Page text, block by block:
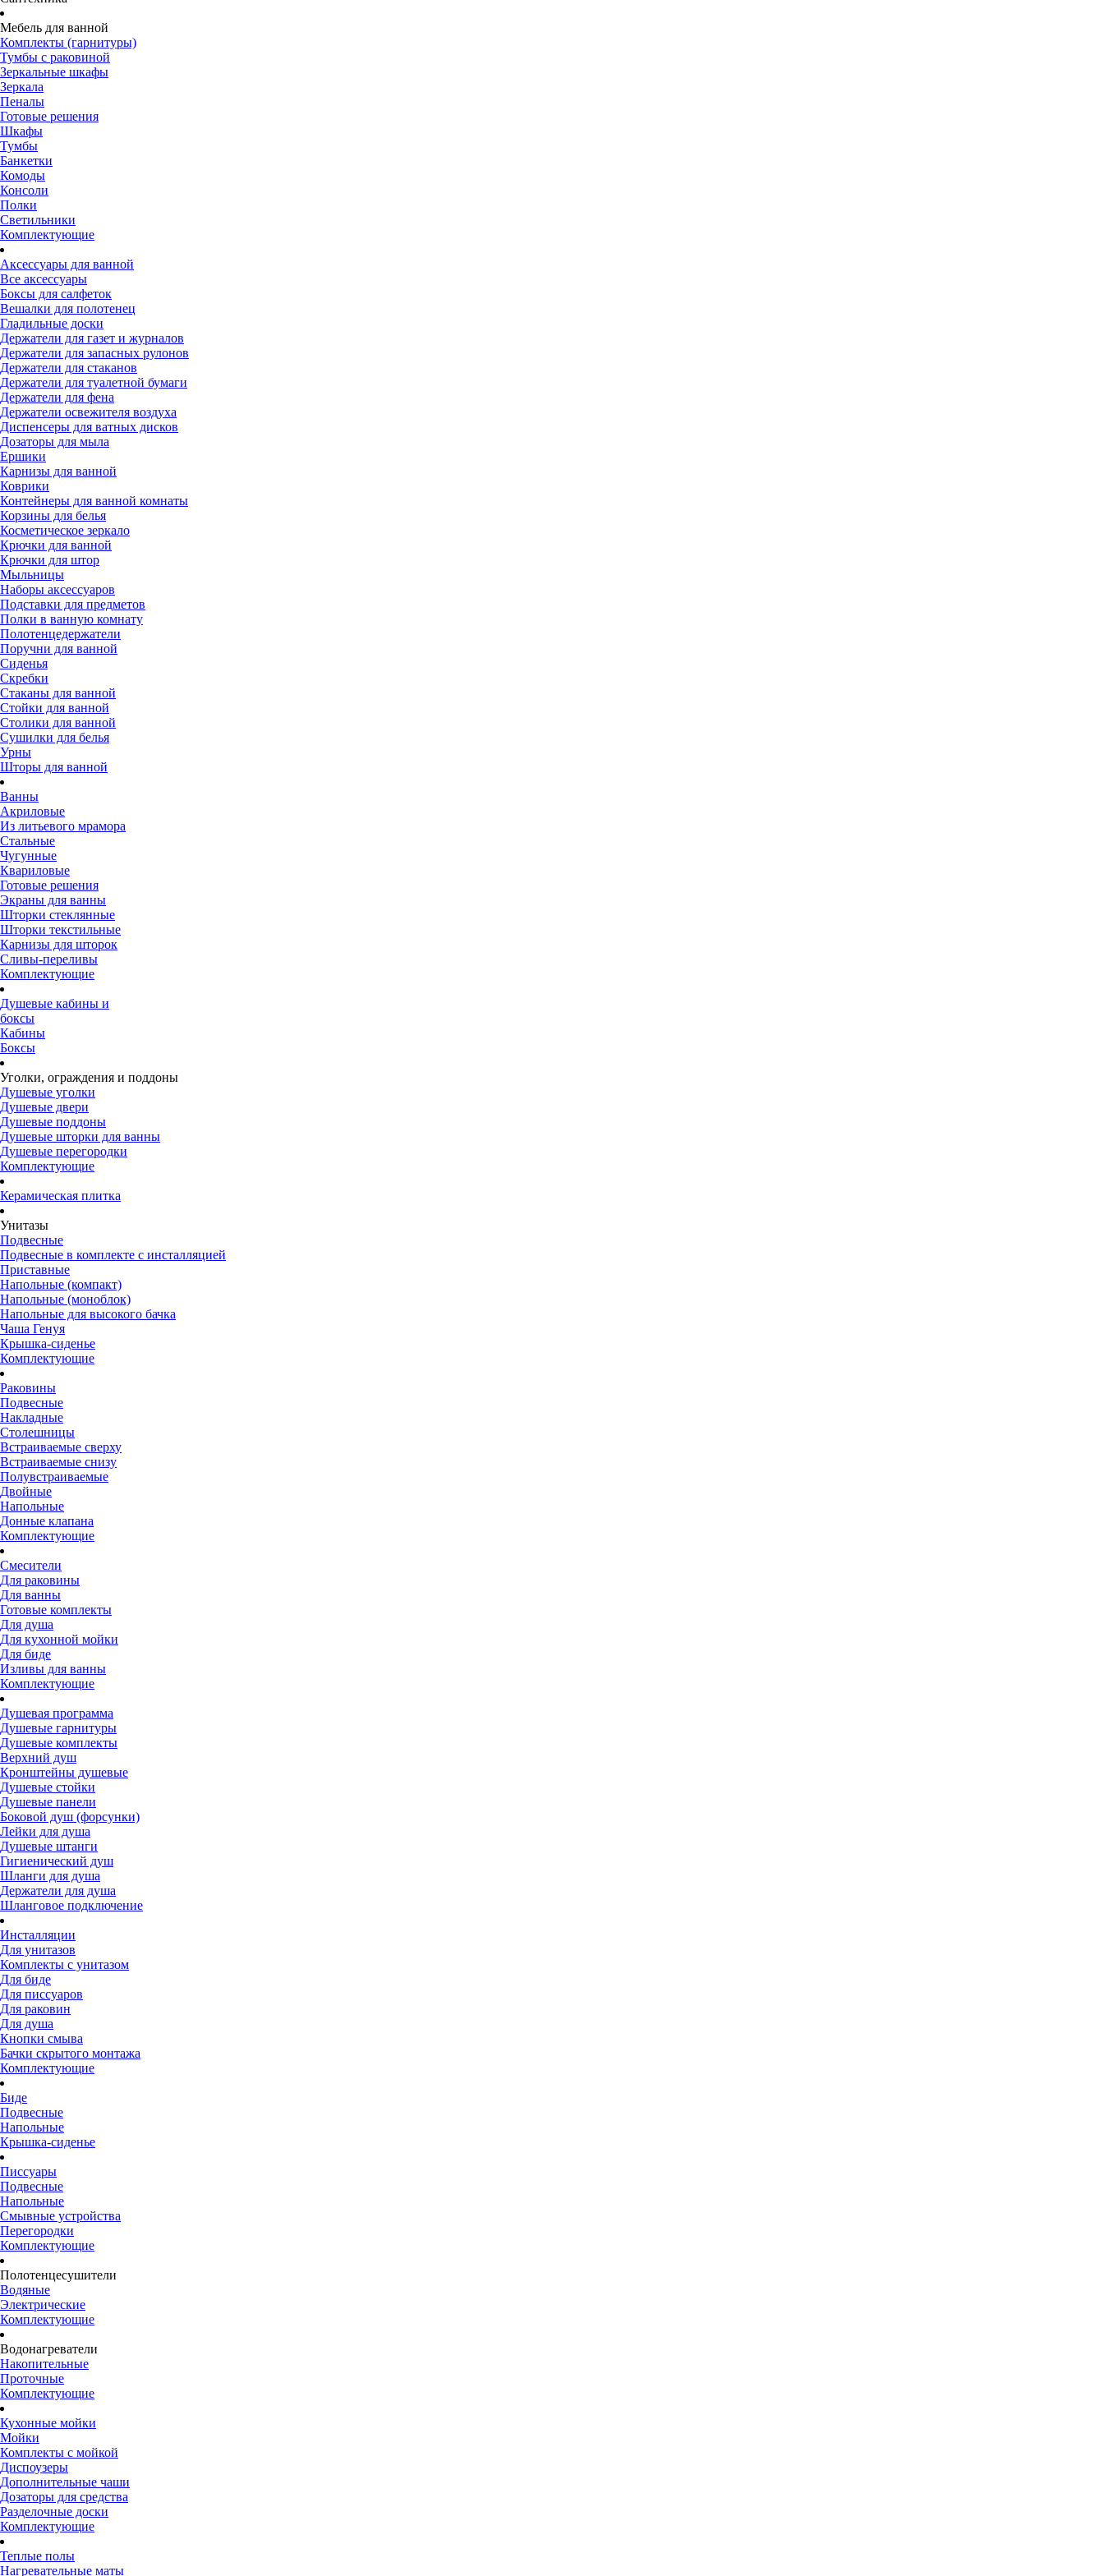
Мебель для ванной
Комплекты (гарнитуры)
Тумбы с раковиной
Зеркальные шкафы
Зеркала
Пеналы
Готовые решения
Шкафы
Тумбы
Банкетки
Комоды
Консоли
Полки
Светильники
Комплектующие
Аксессуары для ванной
Все аксессуары
Боксы для салфеток
Вешалки для полотенец
Гладильные доски
Держатели для газет и журналов
Держатели для запасных рулонов
Держатели для стаканов
Держатели для туалетной бумаги
Держатели для фена
Держатели освежителя воздуха
Диспенсеры для ватных дисков
Дозаторы для мыла
Ершики
Карнизы для ванной
Коврики
Контейнеры для ванной комнаты
Корзины для белья
Косметическое зеркало
Крючки для ванной
Крючки для штор
Мыльницы
Наборы аксессуаров
Подставки для предметов
Полки в ванную комнату
Полотенцедержатели
Поручни для ванной
Сиденья
Скребки
Стаканы для ванной
Стойки для ванной
Столики для ванной
Сушилки для белья
Урны
Шторы для ванной
Ванны
Акриловые
Из литьевого мрамора
Стальные
Чугунные
Квариловые
Готовые решения
Экраны для ванны
Шторки стеклянные
Шторки текстильные
Карнизы для шторок
Сливы-переливы
Комплектующие
Душевые кабины и
боксы
Кабины
Боксы
Уголки, ограждения и поддоны
Душевые уголки
Душевые двери
Душевые поддоны
Душевые шторки для ванны
Душевые перегородки
Комплектующие
Керамическая плитка
Унитазы
Подвесные
Подвесные в комплекте с инсталляцией
Приставные
Напольные (компакт)
Напольные (моноблок)
Напольные для высокого бачка
Чаша Генуя
Крышка-сиденье
Комплектующие
Раковины
Подвесные
Накладные
Столешницы
Встраиваемые сверху
Встраиваемые снизу
Полувстраиваемые
Двойные
Напольные
Донные клапана
Комплектующие
Смесители
Для раковины
Для ванны
Готовые комплекты
Для душа
Для кухонной мойки
Для биде
Изливы для ванны
Комплектующие
Душевая программа
Душевые гарнитуры
Душевые комплекты
Верхний душ
Кронштейны душевые
Душевые стойки
Душевые панели
Боковой душ (форсунки)
Лейки для душа
Душевые штанги
Гигиенический душ
Шланги для душа
Держатели для душа
Шланговое подключение
Инсталляции
Для унитазов
Комплекты с унитазом
Для биде
Для писсуаров
Для раковин
Для душа
Кнопки смыва
Бачки скрытого монтажа
Комплектующие
Биде
Подвесные
Напольные
Крышка-сиденье
Писсуары
Подвесные
Напольные
Смывные устройства
Перегородки
Комплектующие
Полотенцесушители
Водяные
Электрические
Комплектующие
Водонагреватели
Накопительные
Проточные
Комплектующие
Кухонные мойки
Мойки
Комплекты с мойкой
Диспоузеры
Дополнительные чаши
Дозаторы для средства
Разделочные доски
Комплектующие
Теплые полы
Нагревательные маты